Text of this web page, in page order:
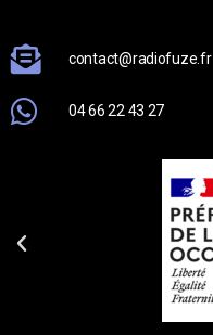
contact@radiofuze.fr
04 66 22 43 27